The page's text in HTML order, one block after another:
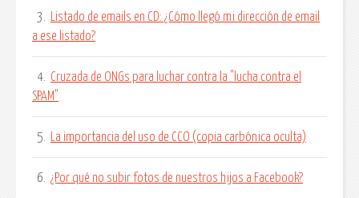
3. Listado de emails en CD: ¿Cómo llegó mi dirección de email
a ese listado?
4. Cruzada de ONGs para luchar contra la "lucha contra el
SPAM"
5. La importancia del uso de CCO (copia carbónica oculta)
6. ¿Por qué no subir fotos de nuestros hijos a Facebook?